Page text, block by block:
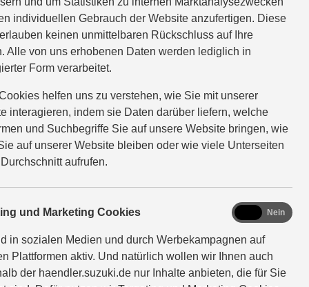
individuellen Gebrauch der Website anzufertigen. Diese
keinen unmittelbaren Rückschluss auf Ihre
Alle von uns erhobenen Daten werden lediglich in
Form verarbeitet.
helfen uns zu verstehen, wie Sie mit unserer
interagieren, indem sie Daten darüber liefern, welche
und Suchbegriffe Sie auf unsere Website bringen, wie
auf unserer Website bleiben oder wie viele Unterseiten
aufrufen.
und Marketing Cookies
in sozialen Medien und durch Werbekampagnen auf
Plattformen aktiv. Und natürlich wollen wir Ihnen auch
der haendler.suzuki.de nur Inhalte anbieten, die für Sie
marketing
Nein